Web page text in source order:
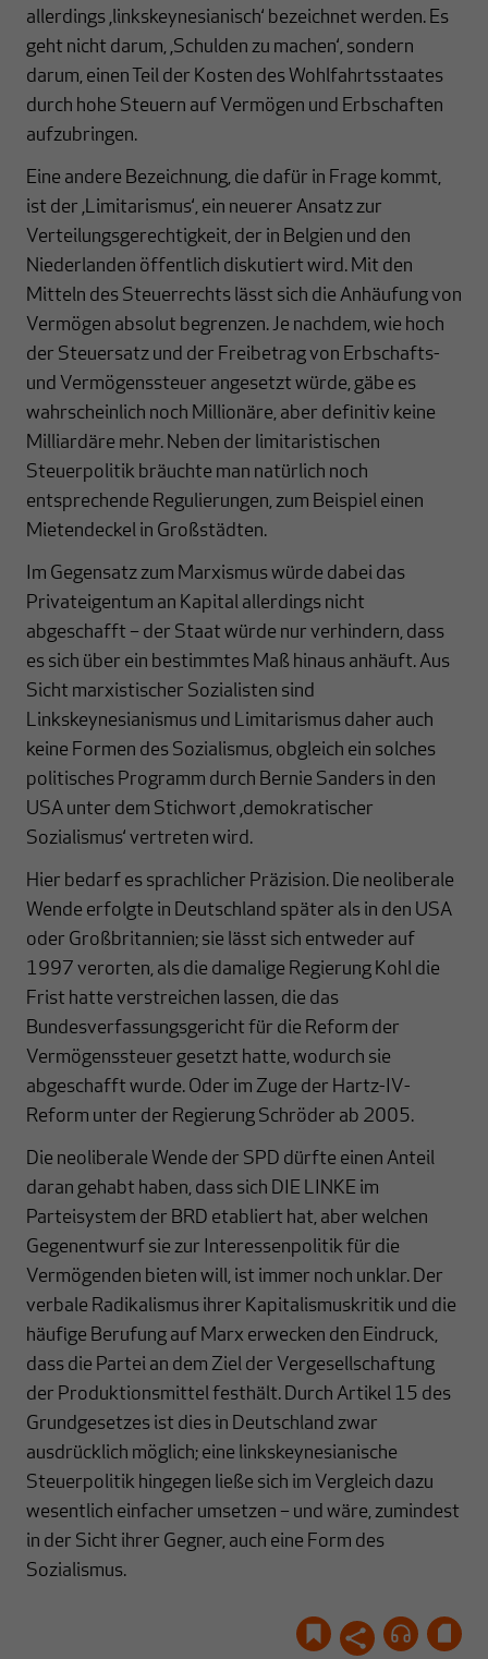
allerdings ‚linkskeynesianisch‘ bezeichnet werden. Es
geht nicht darum, ‚Schulden zu machen‘, sondern
darum, einen Teil der Kosten des Wohlfahrtsstaates
durch hohe Steuern auf Vermögen und Erbschaften
aufzubringen.
Eine andere Bezeichnung, die dafür in Frage kommt,
ist der ‚Limitarismus‘, ein neuerer Ansatz zur
Verteilungsgerechtigkeit, der in Belgien und den
Niederlanden öffentlich diskutiert wird. Mit den
Mitteln des Steuerrechts lässt sich die Anhäufung von
Vermögen absolut begrenzen. Je nachdem, wie hoch
der Steuersatz und der Freibetrag von Erbschafts-
und Vermögenssteuer angesetzt würde, gäbe es
wahrscheinlich noch Millionäre, aber definitiv keine
Milliardäre mehr. Neben der limitaristischen
Steuerpolitik bräuchte man natürlich noch
entsprechende Regulierungen, zum Beispiel einen
Mietendeckel in Großstädten.
Im Gegensatz zum Marxismus würde dabei das
Privateigentum an Kapital allerdings nicht
abgeschafft – der Staat würde nur verhindern, dass
es sich über ein bestimmtes Maß hinaus anhäuft. Aus
Sicht marxistischer Sozialisten sind
Linkskeynesianismus und Limitarismus daher auch
keine Formen des Sozialismus, obgleich ein solches
politisches Programm durch Bernie Sanders in den
USA unter dem Stichwort ‚demokratischer
Sozialismus‘ vertreten wird.
Hier bedarf es sprachlicher Präzision. Die neoliberale
Wende erfolgte in Deutschland später als in den USA
oder Großbritannien; sie lässt sich entweder auf
1997 verorten, als die damalige Regierung Kohl die
Frist hatte verstreichen lassen, die das
Bundesverfassungsgericht für die Reform der
Vermögenssteuer gesetzt hatte, wodurch sie
abgeschafft wurde. Oder im Zuge der Hartz-IV-
Reform unter der Regierung Schröder ab 2005.
Die neoliberale Wende der SPD dürfte einen Anteil
daran gehabt haben, dass sich DIE LINKE im
Parteisystem der BRD etabliert hat, aber welchen
Gegenentwurf sie zur Interessenpolitik für die
Vermögenden bieten will, ist immer noch unklar. Der
verbale Radikalismus ihrer Kapitalismuskritik und die
häufige Berufung auf Marx erwecken den Eindruck,
dass die Partei an dem Ziel der Vergesellschaftung
der Produktionsmittel festhält. Durch Artikel 15 des
Grundgesetzes ist dies in Deutschland zwar
ausdrücklich möglich; eine linkskeynesianische
Steuerpolitik hingegen ließe sich im Vergleich dazu
wesentlich einfacher umsetzen – und wäre, zumindest
in der Sicht ihrer Gegner, auch eine Form des
Sozialismus.